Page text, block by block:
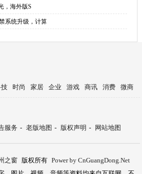
，海外版S
系统升级，计算
时尚 家居 企业 游戏 商讯 消费 微商
服务 - 老版地图 - 版权声明 - 网站地图
之窗 版权所有 Power by CnGuangDong.Net